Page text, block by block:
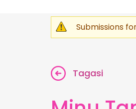
Submissions
Tagasi